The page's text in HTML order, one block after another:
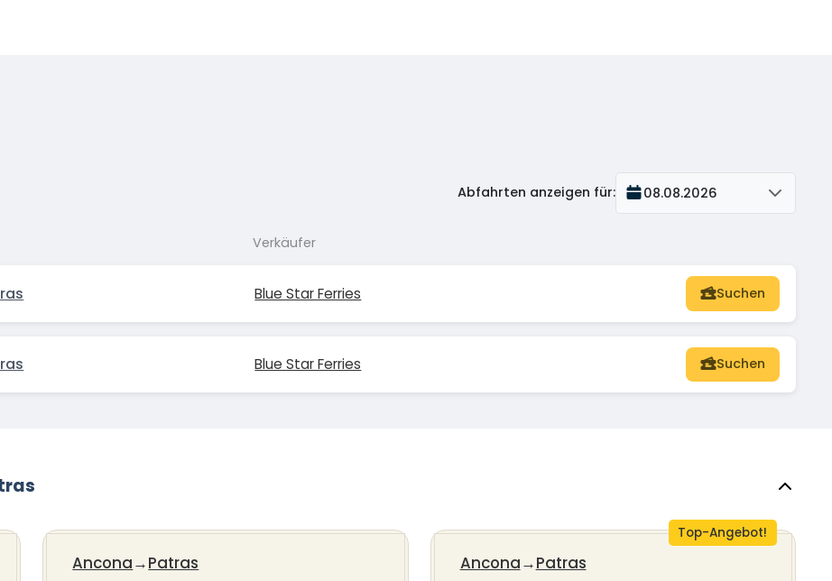
Abfahrten anzeigen für: 08.08.2026
Verkäufer
Blue Star Ferries Suchen
Blue Star Ferries Suchen
Ancona→Patras
Top-Angebot!
Ancona→Patras